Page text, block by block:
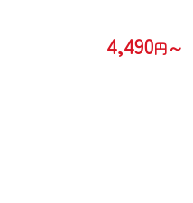
4,490円～